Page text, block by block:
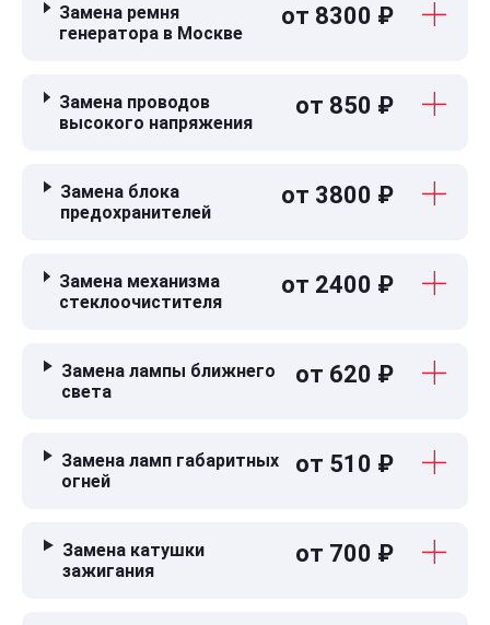
Замена ремня
генератора в Москве
от 8300 ₽
Замена проводов
высокого напряжения
от 850 ₽
Замена блока
предохранителей
от 3800 ₽
Замена механизма
стеклоочистителя
от 2400 ₽
Замена лампы ближнего
света
от 620 ₽
Замена ламп габаритных
огней
от 510 ₽
Замена катушки
зажигания
от 700 ₽